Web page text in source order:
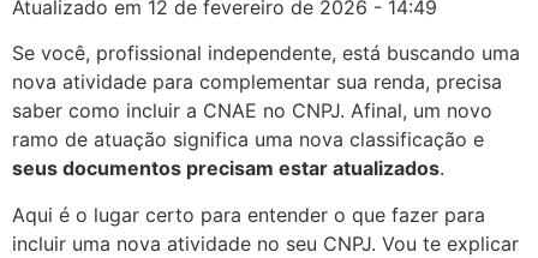
Atualizado em 12 de fevereiro de 2026 - 14:49
Se você, profissional independente, está buscando uma
nova atividade para complementar sua renda, precisa
saber como incluir a CNAE no CNPJ. Afinal, um novo
ramo de atuação significa uma nova classificação e
seus documentos precisam estar atualizados.
Aqui é o lugar certo para entender o que fazer para
incluir uma nova atividade no seu CNPJ. Vou te explicar